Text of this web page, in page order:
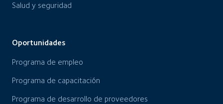
Salud y seguridad
Oportunidades
Programa de empleo
Programa de capacitación
Programa de desarrollo de proveedores